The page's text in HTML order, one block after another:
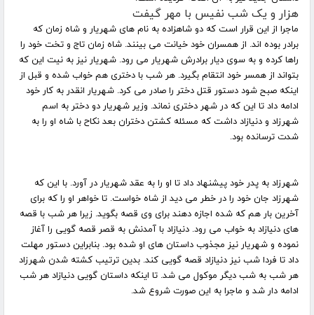
هزار و یک شب نفیس با مهر گیفت
ماجرا از این قرار است که دو شاهزاده به نام های شهریار و شاه زمان که
برادر بوده اند. از همسران خود خیانت می بینند. شاه زمان تاج و تخت خود را
راها کرده و به سوی دیار برادرش شهریار می رود. شهریار نیز به نیت این که
بتواند از همسر خود انتقام بگیرد. هر شب با دختری هم خواب شده و قبل از
اینکه صبح شود دستور قتل دختر را صادر می کرد. شهریار انقدر به کار خود
ادامه داد تا این که در شهر دختری نماند. وزیر شهریار دو دختر به اسم
شهرزاد و دنیازاد داشت که مسئله کشتن دختران بعد نکاح با شاه او را به
شدت ترسانده بود.
شهرزاد به پدر خود پیشنهاد داد تا او را به عقد شهریار در آورد. با این که
شهرزاد جان خود را در خطر می دید از شاه خواست. تا خواهر او را که برای
آخرین بار هم که شده اجازه دهند برای وی قصه بگوید. زیرا هر شب با قصه
های دنیازاد به خواب می رود. دنیازاد با آمدنش به قصر قصه گویی را آغاز
نموده و شهریار نیز مجذوب داستان های او شده بود. بنابراین دستور مهلت
داد تا فردا شب نیز دنیازاد قصه گویی کند. بدین ترتیب کشته شدن شهرزاد
هر شب به شب دیگر موکول می شد. تا اینکه داستان گویی دنیازاد هر شب
ادامه دار شد و ماجرا به این صورت شروع شد.